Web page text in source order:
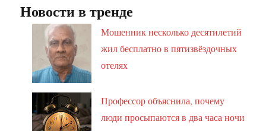
Новости в тренде
Мошенник несколько десятилетий
жил бесплатно в пятизвёздочных
отелях
Профессор объяснила, почему
люди просыпаются в два часа ночи